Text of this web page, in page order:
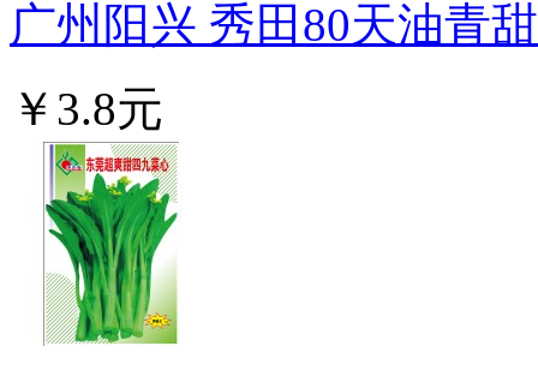
广州阳兴 秀田80天油青
￥3.8元